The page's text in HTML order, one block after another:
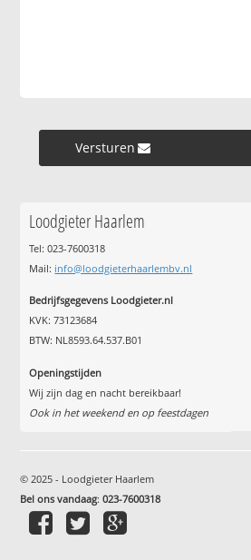
Versturen »
Loodgieter Haarlem
Tel: 023-7600318
Mail: info@loodgieterhaarlembv.nl
Bedrijfsgegevens Loodgieter.nl
KVK: 73123684
BTW: NL8593.64.537.B01
Openingstijden
Wij zijn dag en nacht bereikbaar!
Ook in het weekend en op feestdagen
© 2025 - Loodgieter Haarlem
Bel ons vandaag:023-7600318